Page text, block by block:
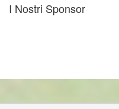
I Nostri Sponsor